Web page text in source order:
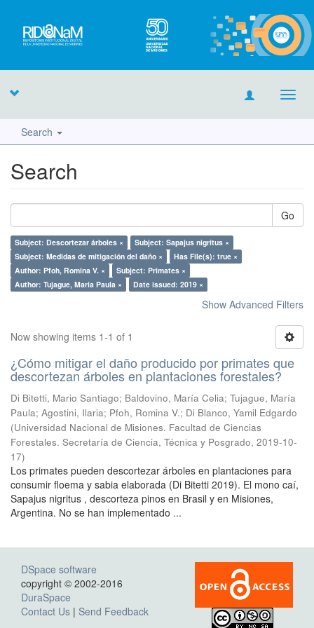
Search
Search
Go
Subject: Descortezar árboles ×
Subject: Sapajus nigritus ×
Subject: Medidas de mitigación del daño ×
Has File(s): true ×
Author: Pfoh, Romina V. ×
Subject: Primates ×
Author: Tujague, María Paula ×
Date issued: 2019 ×
Show Advanced Filters
Now showing items 1-1 of 1
¿Cómo mitigar el daño producido por primates que
descortezan árboles en plantaciones forestales?
Di Bitetti, Mario Santiago; Baldovino, María Celia; Tujague, María
Paula; Agostini, Ilaria; Pfoh, Romina V.; Di Blanco, Yamil Edgardo
(Universidad Nacional de Misiones. Facultad de Ciencias
Forestales. Secretaría de Ciencia, Técnica y Posgrado, 2019-10-
17)
Los primates pueden descortezar árboles en plantaciones para
consumir floema y sabia elaborada (Di Bitetti 2019). El mono caí,
Sapajus nigritus , descorteza pinos en Brasil y en Misiones,
Argentina. No se han implementado ...
DSpace software
copyright © 2002-2016
DuraSpace
Contact Us | Send Feedback